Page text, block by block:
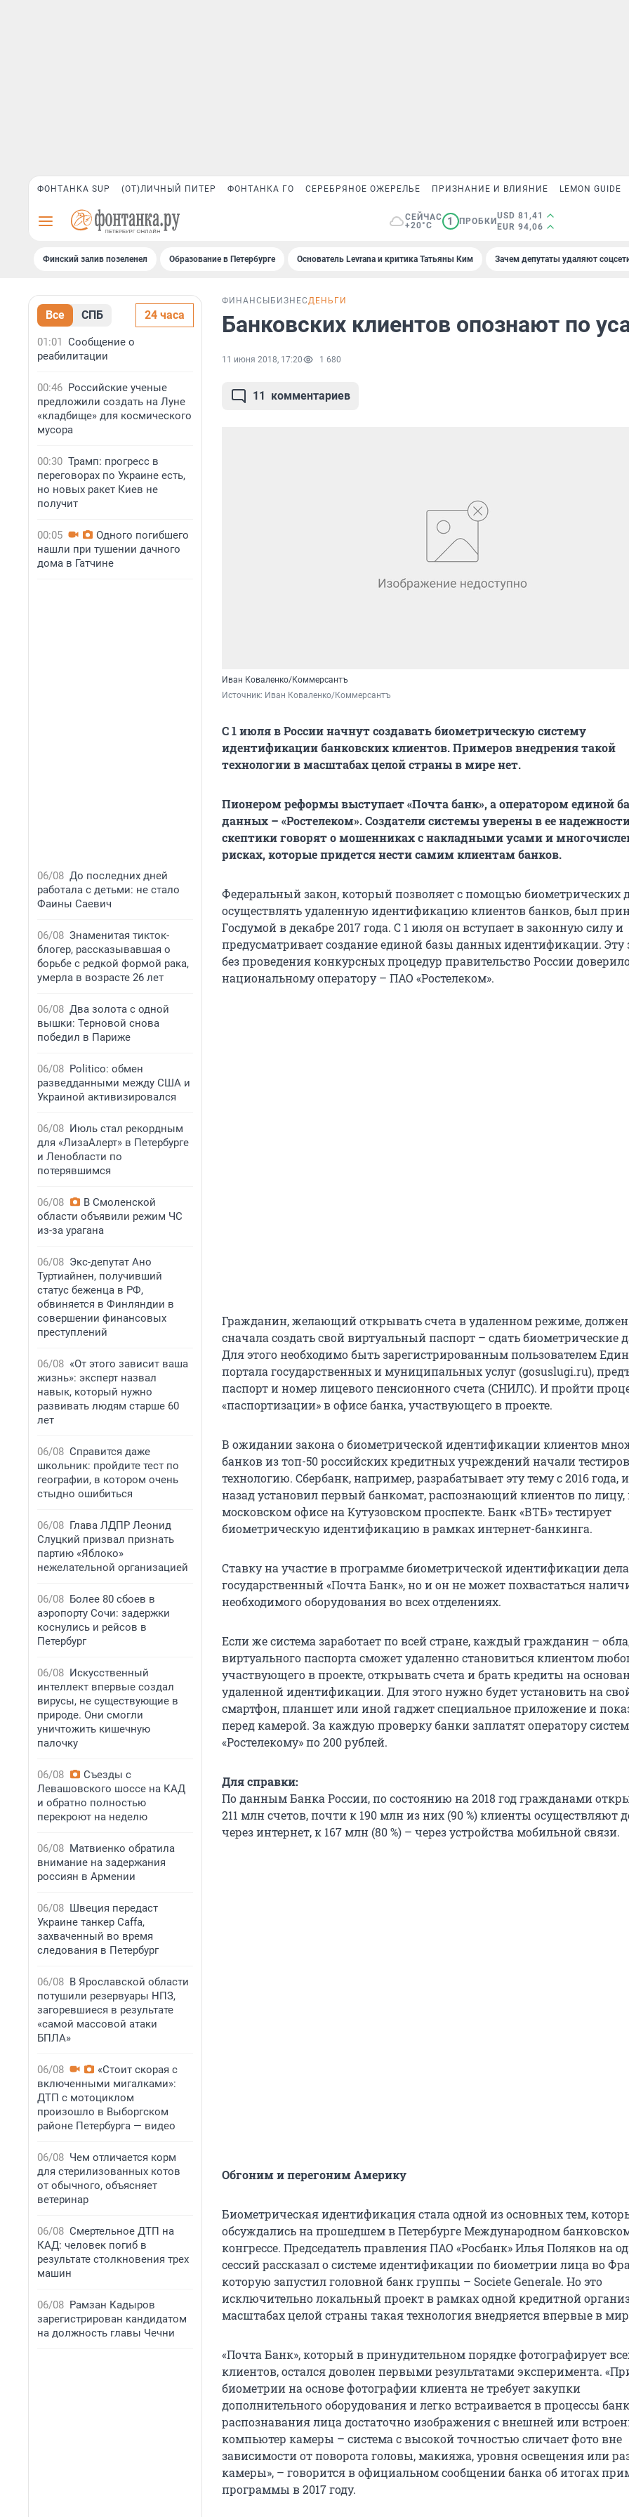
ФОНТАНКА SUP (ОТ)ЛИЧНЫЙ ПИТЕР ФОНТАНКА ГО СЕРЕБРЯНОЕ ОЖЕРЕЛЬЕ ПРИЗНАНИЕ И ВЛИЯНИЕ LEMON GUIDE
СЕЙЧАС
+20°C
1 ПРОБКИ
USD 81,41
EUR 94,06
Финский залив позеленел Образование в Петербурге Основатель Levrana и критика Татьяны Ким Зачем депутаты удаляют
Все СПБ 24 часа
01:01 Сообщение о
реабилитации
00:46 Российские ученые
предложили создать на Луне
«кладбище» для космического
мусора
00:30 Трамп: прогресс в
переговорах по Украине есть,
но новых ракет Киев не
получит
00:05
Одного погибшего
нашли при тушении дачного
дома в Гатчине
06/08 До последних дней
работала с детьми: не стало
Фаины Саевич
06/08 Знаменитая тикток-
блогер, рассказывавшая о
борьбе с редкой формой рака,
умерла в возрасте 26 лет
06/08 Два золота с одной
вышки: Терновой снова
победил в Париже
06/08 Politico: обмен
разведданными между США и
Украиной активизировался
06/08 Июль стал рекордным
для «ЛизаАлерт» в Петербурге
и Ленобласти по
потерявшимся
06/08
В Смоленской
области объявили режим ЧС
из-за урагана
06/08 Экс-депутат Ано
Туртиайнен, получивший
статус беженца в РФ,
обвиняется в Финляндии в
совершении финансовых
преступлений
06/08 «От этого зависит ваша
жизнь»: эксперт назвал
навык, который нужно
развивать людям старше 60
лет
06/08 Справится даже
школьник: пройдите тест по
географии, в котором очень
стыдно ошибиться
06/08 Глава ЛДПР Леонид
Слуцкий призвал признать
партию «Яблоко»
нежелательной организацией
06/08 Более 80 сбоев в
аэропорту Сочи: задержки
коснулись и рейсов в
Петербург
06/08 Искусственный
интеллект впервые создал
вирусы, не существующие в
природе. Они смогли
уничтожить кишечную
палочку
06/08
Съезды с
Левашовского шоссе на КАД
и обратно полностью
перекроют на неделю
06/08 Матвиенко обратила
внимание на задержания
россиян в Армении
06/08 Швеция передаст
Украине танкер Caffa,
захваченный во время
следования в Петербург
06/08 В Ярославской области
потушили резервуары НПЗ,
загоревшиеся в результате
«самой массовой атаки
БПЛА»
06/08
«Стоит скорая с
включенными мигалками»:
ДТП с мотоциклом
произошло в Выборгском
районе Петербурга — видео
06/08 Чем отличается корм
для стерилизованных котов
от обычного, объясняет
ветеринар
06/08 Смертельное ДТП на
КАД: человек погиб в
результате столкновения трех
машин
06/08 Рамзан Кадыров
зарегистрирован кандидатом
на должность главы Чечни
ФИНАНСЫ БИЗНЕСДЕНЬГИ
Банковских клиентов опознают по
11 июня 2018, 17:20 1 680
11 комментариев
Иван Коваленко/Коммерсантъ
Источник: Иван Коваленко/Коммерсантъ
С 1 июля в России начнут создавать биометрическую систему
идентификации банковских клиентов. Примеров внедрения такой
технологии в масштабах целой страны в мире нет.
Пионером реформы выступает «Почта банк», а оператором единой
данных – «Ростелеком». Создатели системы уверены в ее
скептики говорят о мошенниках с накладными усами и
рисках, которые придется нести самим клиентам банков.
Федеральный закон, который позволяет с помощью биометрических
осуществлять удаленную идентификацию клиентов банков, был
Госдумой в декабре 2017 года. С 1 июля он вступает в законную силу и
предусматривает создание единой базы данных идентификации. Эту
без проведения конкурсных процедур правительство России
национальному оператору – ПАО «Ростелеком».
Гражданин, желающий открывать счета в удаленном режиме, должен
сначала создать свой виртуальный паспорт – сдать биометрические
Для этого необходимо быть зарегистрированным пользователем
портала государственных и муниципальных услуг (gosuslugi.ru),
паспорт и номер лицевого пенсионного счета (СНИЛС). И пройти
«паспортизации» в офисе банка, участвующего в проекте.
В ожидании закона о биометрической идентификации клиентов
банков из топ-50 российских кредитных учреждений начали
технологию. Сбербанк, например, разрабатывает эту тему с 2016 года,
назад установил первый банкомат, распознающий клиентов по лицу,
московском офисе на Кутузовском проспекте. Банк «ВТБ» тестирует
биометрическую идентификацию в рамках интернет-банкинга.
Ставку на участие в программе биометрической идентификации
государственный «Почта Банк», но и он не может похвастаться
необходимого оборудования во всех отделениях.
Если же система заработает по всей стране, каждый гражданин –
виртуального паспорта сможет удаленно становиться клиентом
участвующего в проекте, открывать счета и брать кредиты на
удаленной идентификации. Для этого нужно будет установить на
смартфон, планшет или иной гаджет специальное приложение и
перед камерой. За каждую проверку банки заплатят оператору
«Ростелекому» по 200 рублей.
Для справки:
По данным Банка России, по состоянию на 2018 год гражданами
211 млн счетов, почти к 190 млн из них (90 %) клиенты осуществляют
через интернет, к 167 млн (80 %) – через устройства мобильной связи.
Обгоним и перегоним Америку
Биометрическая идентификация стала одной из основных тем,
обсуждались на прошедшем в Петербурге Международном
конгрессе. Председатель правления ПАО «Росбанк» Илья Поляков на
сессий рассказал о системе идентификации по биометрии лица во
которую запустил головной банк группы – Societe Generale. Но это
исключительно локальный проект в рамках одной кредитной
масштабах целой страны такая технология внедряется впервые в
«Почта Банк», который в принудительном порядке фотографирует
клиентов, остался доволен первыми результатами эксперимента.
биометрии на основе фотографии клиента не требует закупки
дополнительного оборудования и легко встраивается в процессы
распознавания лица достаточно изображения с внешней или
компьютер камеры – система с высокой точностью сличает фото вне
зависимости от поворота головы, макияжа, уровня освещения или
камеры», – говорится в официальном сообщении банка об итогах
программы в 2017 году.